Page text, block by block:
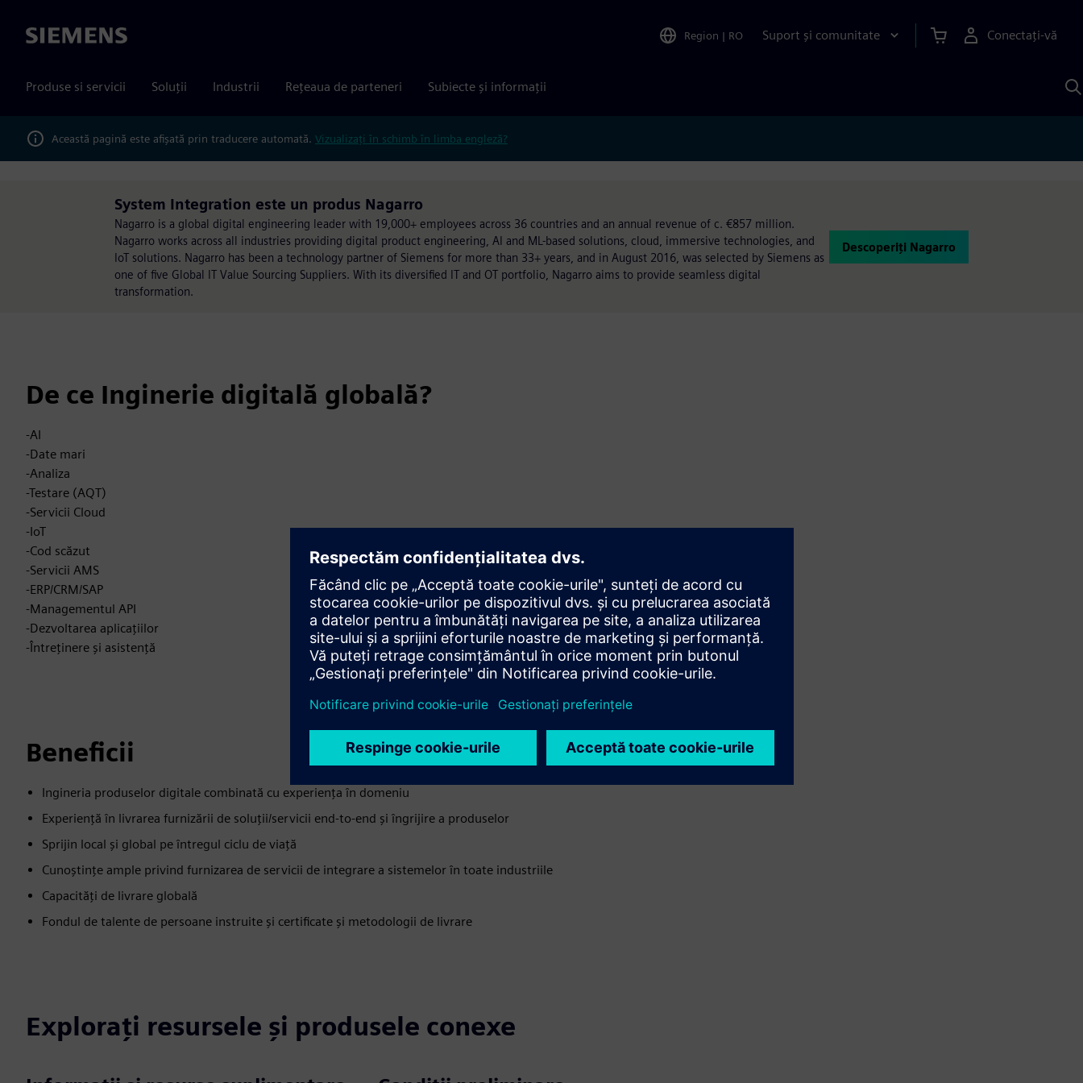
Siemens Region | RO Suport și comunitate Conectați-vă
Produse si servicii Soluții Industrii Rețeaua de parteneri Subiecte și informații
Această pagină este afișată prin traducere automată. Vizualizați în schimb în limba engleză?
System Integration este un produs Nagarro
Nagarro is a global digital engineering leader with 19,000+ employees across 36 countries and an annual revenue of c. €857 million.
Nagarro works across all industries providing digital product engineering, AI and ML-based solutions, cloud, immersive technologies, and
IoT solutions. Nagarro has been a technology partner of Siemens for more than 33+ years, and in August 2016, was selected by Siemens as
one of five Global IT Value Sourcing Suppliers. With its diversified IT and OT portfolio, Nagarro aims to provide seamless digital
transformation.
Descoperiți Nagarro
De ce Inginerie digitală globală?
-AI
-Date mari
-Analiza
-Testare (AQT)
-Servicii Cloud
-IoT
-Cod scăzut
-Servicii AMS
-ERP/CRM/SAP
-Managementul API
-Dezvoltarea aplicațiilor
-Întreținere și asistență
Beneficii
Ingineria produselor digitale combinată cu experiența în domeniu
Experiență în livrarea furnizării de soluții/servicii end-to-end și îngrijire a produselor
Sprijin local și global pe întregul ciclu de viață
Cunoștințe ample privind furnizarea de servicii de integrare a sistemelor în toate industriile
Capacități de livrare globală
Fondul de talente de persoane instruite și certificate și metodologii de livrare
Explorați resursele și produsele conexe